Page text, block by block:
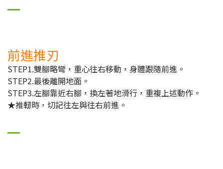
前進推刃
STEP1.雙腳略彎，重心往右移動，身體跟隨前進。
STEP2.最後離開地面。
STEP3.左腳靠近右腳，換左著地滑行，重複上述動作。
★推軔時，切記往左與往右前進。